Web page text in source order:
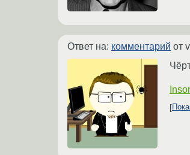
Ответ на: комментарий от